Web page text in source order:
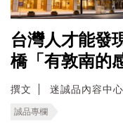
台灣人才能發
橋「有敦南的
撰文 迷誠品內容中心
誠品專欄